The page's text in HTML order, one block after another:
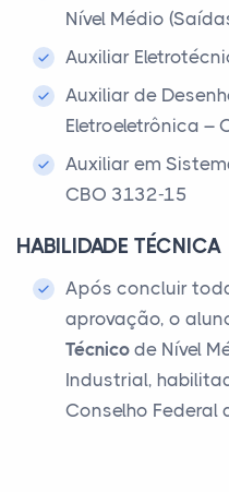
Nível Médio
Auxiliar
Auxiliar de
Eletroeletrônica –
Auxiliar em
CBO 3132-15
HABILIDADE TÉCNICA
Após concluir
aprovação, o
Técnico de Nível
Industrial,
Conselho Federal